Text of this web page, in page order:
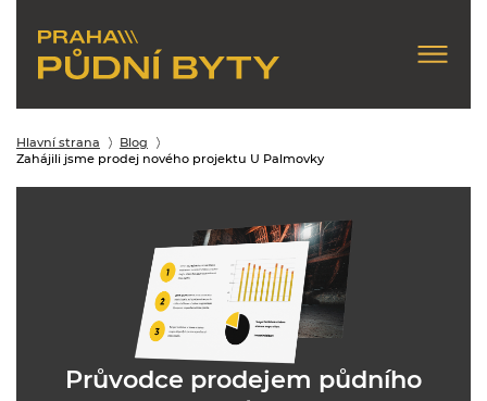
Hlavní strana
Blog
Zahájili jsme prodej nového projektu U Palmovky
Průvodce prodejem půdního